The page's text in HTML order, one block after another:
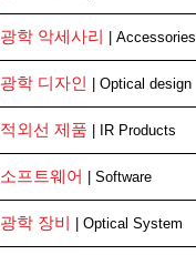
광학 악세사리 | Accessories
광학 디자인 | Optical design
적외선 제품 | IR Products
소프트웨어 | Software
광학 장비 | Optical System